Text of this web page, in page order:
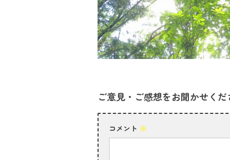
ご意見・ご感想をお聞かせくだ
コメント ※